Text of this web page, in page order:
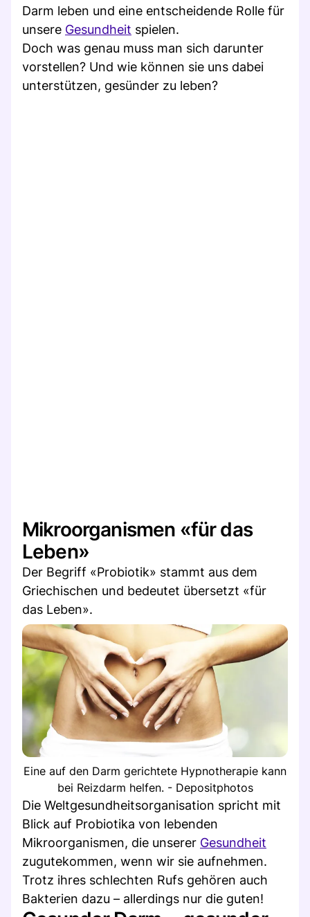
Darm leben und eine entscheidende Rolle für
unsere Gesundheit spielen.
Doch was genau muss man sich darunter
vorstellen? Und wie können sie uns dabei
unterstützen, gesünder zu leben?
Mikroorganismen «für das
Leben»
Der Begriff «Probiotik» stammt aus dem
Griechischen und bedeutet übersetzt «für
das Leben».
Eine auf den Darm gerichtete Hypnotherapie kann
bei Reizdarm helfen. - Depositphotos
Die Weltgesundheitsorganisation spricht mit
Blick auf Probiotika von lebenden
Mikroorganismen, die unserer Gesundheit
zugutekommen, wenn wir sie aufnehmen.
Trotz ihres schlechten Rufs gehören auch
Bakterien dazu – allerdings nur die guten!